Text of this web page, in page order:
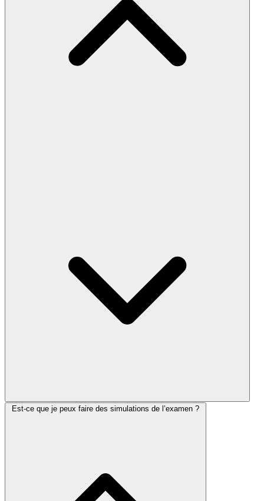
Est-ce que je peux faire des simulations de l’examen ?